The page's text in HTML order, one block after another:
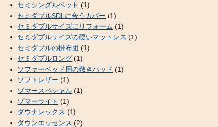
セミシングルベット (1)
セミダブルSDLに合うカバー (1)
セミダブルサイズにリフォーム (1)
セミダブルサイズの硬いマットレス (1)
セミダブルの掛布団 (1)
セミダブルロング (1)
ソファーベッド用の敷きパッド (1)
ソフトレザー (1)
ゾマースペシャル (1)
ゾマーライト (1)
ダウナレックス (1)
ダウンエッセンス (2)